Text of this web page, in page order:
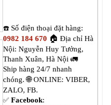
☎️ Số điện thoại đặt hàng:
0982 184 670 🏠 Địa chỉ Hà
Nội: Nguyễn Huy Tưởng,
Thanh Xuân, Hà Nội 🚛
Ship hàng 24/7 nhanh
chóng.🌐ONLINE: VIBER,
ZALO, FB.
✅ Facebook: